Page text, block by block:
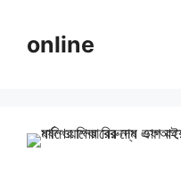
contentonline